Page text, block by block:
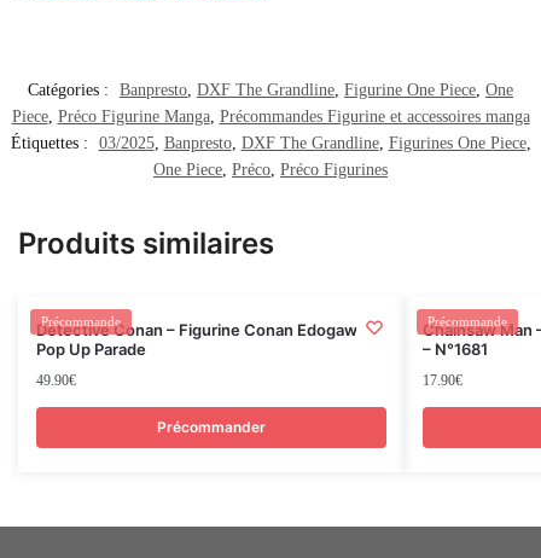
Catégories : Banpresto, DXF The Grandline, Figurine One Piece, One
Piece, Préco Figurine Manga, Précommandes Figurine et accessoires manga
Étiquettes :
03/2025, Banpresto, DXF The Grandline, Figurines One Piece,
One Piece, Préco, Préco Figurines
Produits similaires
Précommande
Detective Conan – Figurine Conan Edogawa –
Pop Up Parade
49.90€
Précommander
Précommande
Chainsaw Man
– N°1681
17.90€